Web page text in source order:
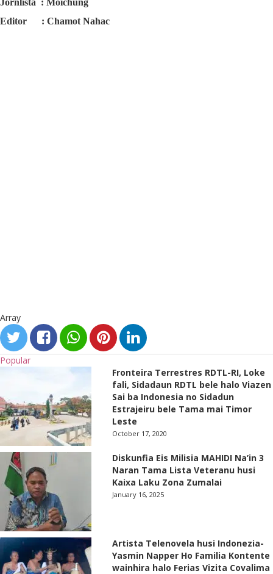
Jornlista : Moichung
Editor : Chamot Nahac
Array
Popular
Fronteira Terrestres RDTL-RI, Loke
fali, Sidadaun RDTL bele halo Viazen
Sai ba Indonesia no Sidadun
Estrajeiru bele Tama mai Timor
Leste
October 17, 2020
Diskunfia Eis Milisia MAHIDI Na’in 3
Naran Tama Lista Veteranu husi
Kaixa Laku Zona Zumalai
January 16, 2025
Artista Telenovela husi Indonezia-
Yasmin Napper Ho Familia Kontente
wainhira halo Ferias Vizita Covalima